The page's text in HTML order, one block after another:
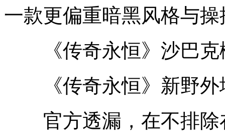
一款更偏重暗黑风格与
《传奇永恒》沙巴克
《传奇永恒》新野外
官方透漏，在不排除